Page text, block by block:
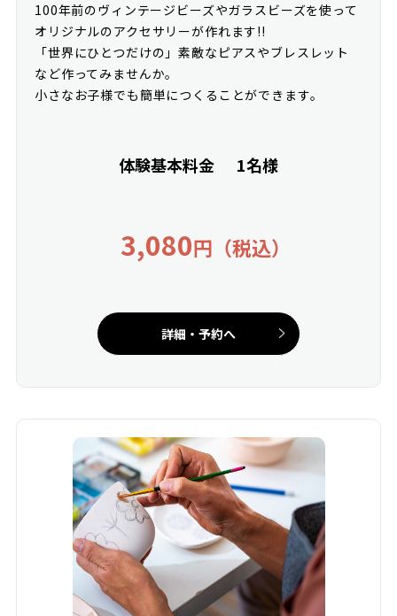
100年前のヴィンテージビーズやガラスビーズを使って
オリジナルのアクセサリーが作れます!!
「世界にひとつだけの」素敵なピアスやブレスレット
など作ってみませんか。
小さなお子様でも簡単につくることができます。
体験基本料金 1名様
3,080円（税込）
詳細・予約へ